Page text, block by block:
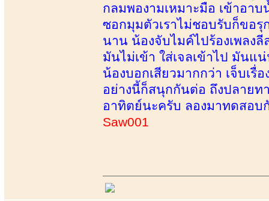
กลมพองามเหมาะมือ เข้าอา
ซอกมุมตัวเราไม่ชอบรับก็ขอรุ
นาน น้องจับไมค์ไปร้องเพลงลี
มันไม่เข้า ใส่เจลเข้าไป มัน
น้องบอกเสียวมากกว่า เจ็บเรื่อ
อย่างนี้ก็สนุกกันต่อ ถึงปลายท
อาทิตย์นะครับ ลองมาทดสอบ
Saw001